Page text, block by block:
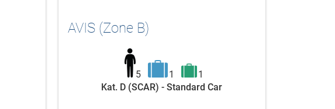
AVIS (Zone B)
5 1
1
Kat. D (SCAR) - Standard Car